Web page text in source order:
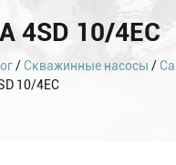
4SD 10/4EC
/Скважинные насосы /
10/4EC